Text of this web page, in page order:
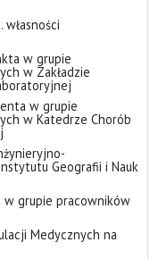
w grupie
w Zakładzie
w grupie
w Katedrze Chorób
Geografii i Nauk
w grupie pracowników
Medycznych na